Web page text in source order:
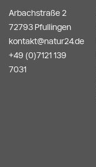
Arbachstraße 2
72793 Pfullingen
kontakt@natur24.de
+49 (0)7121 139
7031